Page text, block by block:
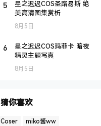
5
星之迟迟COS圣路易斯 绝
美高清图集赏析
8月5日
6
星之迟迟COS玛菲卡 暗夜
精灵主题写真
8月5日
猜你喜欢
Coser
miko酱ww